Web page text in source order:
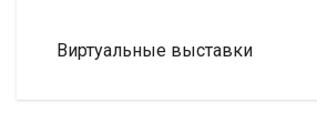
Виртуальные выставки